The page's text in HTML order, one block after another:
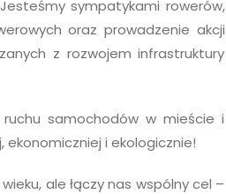
sympatykami rowerów,
oraz prowadzenie akcji
z rozwojem infrastruktury
samochodów w mieście i
i ekologicznie!
ale łączy nas wspólny cel –